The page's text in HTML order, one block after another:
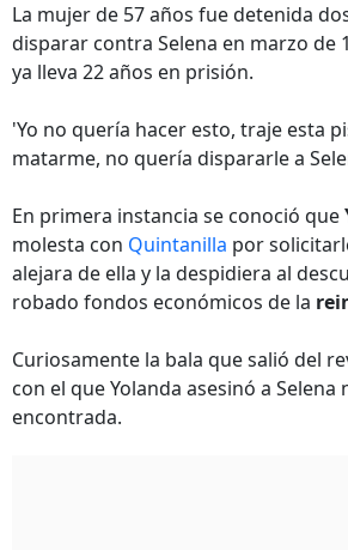
La mujer de 57 años fue detenida
disparar contra Selena en marzo de
ya lleva 22 años en prisión.
'Yo no quería hacer esto, traje esta
matarme, no quería dispararle a
En primera instancia se conoció que
molesta con Quintanilla por
alejara de ella y la despidiera al
robado fondos económicos de la
Curiosamente la bala que salió del
con el que Yolanda asesinó a Selena
encontrada.